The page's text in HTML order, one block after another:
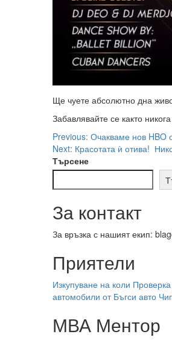
Ще чуете абсолютно дна
Забавлявайте се както
Post
navigation
Previous: Очакваме нов HBO
Next: Красотата ѝ отива!
Търсене
За контакт
За връзка с нашият екип:
Приятели
Изкупуване на коли
автомобили от Бъгси авто
МВА Ментор